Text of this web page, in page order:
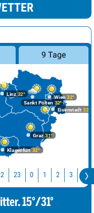
9 Tage
Graz31°
Klagenfurt 32°
Linz32°
Wien 32°
Eisenstadt 32°
Sankt Pölten 32°
23 0 1 2 3 4
15°/31°